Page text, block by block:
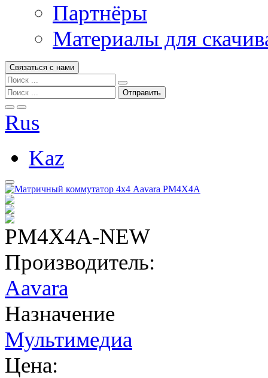
Партнёры
Материалы для
Связаться с нами
Rus
Kaz
PM4X4A-NEW
Производитель:
Aavara
Назначение
Мультимедиа
Цена: